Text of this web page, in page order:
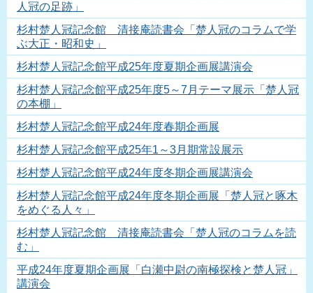
人冠の足跡」
杉村楚人冠記念館 清接庵読書会「楚人冠のコラムで学
ぶ大正・昭和史」
杉村楚人冠記念館平成25年度夏期企画展講演会
杉村楚人冠記念館平成25年度5～7月テーマ展示「楚人冠
の本棚」
杉村楚人冠記念館平成24年度春期企画展
杉村楚人冠記念館平成25年1～3月期常設展示
杉村楚人冠記念館平成24年度冬期企画展講演会
杉村楚人冠記念館平成24年度冬期企画展「楚人冠と啄木
をめぐる人々」
杉村楚人冠記念館 清接庵読書会「楚人冠のコラムを読
む」
平成24年度夏期企画展「白瀬中尉の南極探検と楚人冠」
講演会